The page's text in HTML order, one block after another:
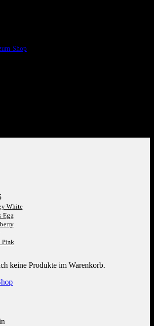
Shop
keine Produkte im Warenkorb.
White
Egg
Pink